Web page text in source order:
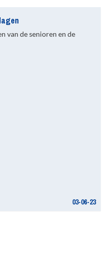
van de senioren en de
03-06-23